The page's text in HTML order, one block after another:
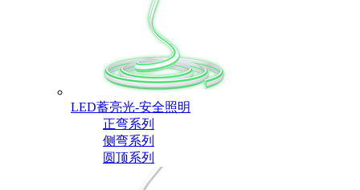
LED蓄亮光-安全照明
正弯系列
侧弯系列
圆顶系列